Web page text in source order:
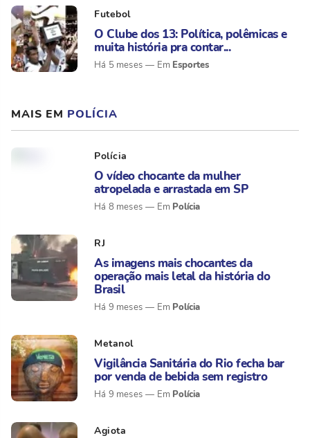
Futebol
O Clube dos 13: Política, polêmicas e
muita história pra contar...
Há 5 meses Esportes
MAIS EM POLÍCIA
Polícia
O vídeo chocante da mulher
atropelada e arrastada em SP
Há 8 meses Polícia
RJ
As imagens mais chocantes da
operação mais letal da história do
Brasil
Há 9 meses Polícia
Metanol
Vigilância Sanitária do Rio fecha bar
por venda de bebida sem registro
Há 9 meses Polícia
Agiota